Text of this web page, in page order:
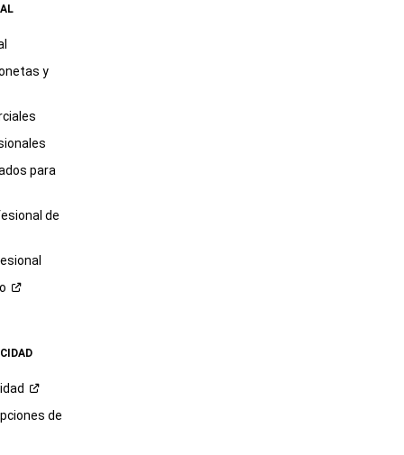
y
para
de
de